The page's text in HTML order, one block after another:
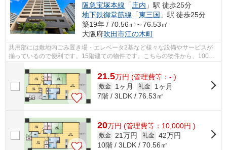
阪急宝塚本線 「庄内 」駅 徒歩25分
地下鉄御堂筋線 「東三国 」駅 徒歩25分
築19年 / 70.56㎡～76.53㎡
大阪府吹田市江の木町
共用部には敷地内ごみ置き場・エレベータ2基など様々な設備やサービスが
揃っているので便利です。15階建ての物件です。こちらの物件から、100m
で駐車場です。2駅利用可能な物件で目的...
21.5万円 (管理費等：- )
敷金 1ヶ月 礼金
1ヶ月
7階 / 3LDK / 76.53㎡
20万円 (管理費等：10,000円 )
敷金 21万円 礼金 42万円
10階 / 3LDK / 70.56㎡